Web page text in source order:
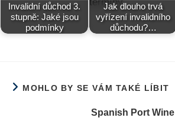
Invalidní důchod 3.
stupně: Jaké jsou
podmínky
Jak dlouho trvá
vyřízení invalidního
důchodu?…
MOHLO BY SE VÁM TAKÉ LÍBIT
Spanish Port Wine